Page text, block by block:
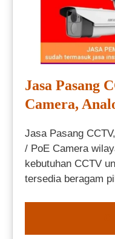
Jasa Pasang
Camera,
Jasa Pasang
/ PoE Camera
kebutuhan CCTV
tersedia beragam